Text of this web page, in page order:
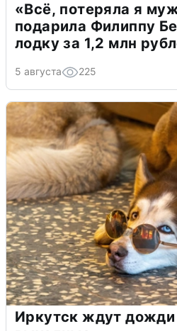
«Всё, потеряла я
подарила Филиппу
лодку за 1,2 млн
5 августа 225
Иркутск ждут дожди